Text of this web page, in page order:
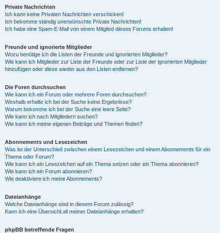
Private Nachrichten
Ich kann keine Privaten Nachrichten verschicken!
Ich bekomme ständig unerwünschte Private Nachrichten!
Ich habe eine Spam-E-Mail von einem Mitglied dieses Forums erhalten!
Freunde und ignorierte Mitglieder
Wozu benötige ich die Listen der Freunde und ignorierten Mitglieder?
Wie kann ich Mitglieder zur Liste der Freunde oder zur Liste der ignorierten Mitglieder
hinzufügen oder diese wieder aus den Listen entfernen?
Die Foren durchsuchen
Wie kann ich ein Forum oder mehrere Foren durchsuchen?
Weshalb erhalte ich bei der Suche keine Ergebnisse?
Warum bekomme ich bei der Suche eine leere Seite?
Wie kann ich nach Mitgliedern suchen?
Wie kann ich meine eigenen Beiträge und Themen finden?
Abonnements und Lesezeichen
Was ist der Unterschied zwischen einem Lesezeichen und einem Abonnements für ein
Thema oder Forum?
Wie kann ich ein Lesezeichen auf ein Thema setzen oder ein Thema abonnieren?
Wie kann ich ein Forum abonnieren?
Wie deaktiviere ich meine Abonnements?
Dateianhänge
Welche Dateianhänge sind in diesem Forum zulässig?
Kann ich eine Übersicht all meiner Dateianhänge erhalten?
phpBB betreffende Fragen